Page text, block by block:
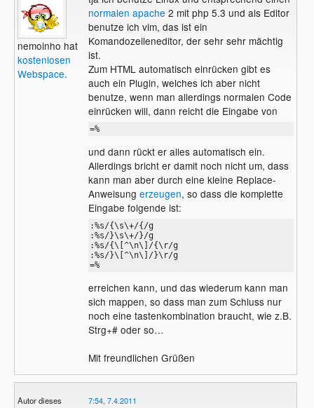
nemoinho hat
kostenlosen
Webspace.
normalen apache 2 mit php 5.3 und als Editor
benutze ich vim, das ist ein
Komandozeileneditor, der sehr sehr mächtig
ist.
Zum HTML automatisch einrücken gibt es
auch ein Plugin, welches ich aber nicht
benutze, wenn man allerdings normalen Code
einrücken will, dann reicht die Eingabe von
=%
und dann rückt er alles automatisch ein.
Allerdings bricht er damit noch nicht um, dass
kann man aber durch eine kleine Replace-
Anweisung erzeugen, so dass die komplette
Eingabe folgende ist:
:%s/{\s\+/{/g
:%s/}\s\+/}/g
:%s/{\[^\n\]/{\r/g
:%s/}\[^\n\]/}\r/g
=%
erreichen kann, und das wiederum kann man
sich mappen, so dass man zum Schluss nur
noch eine tastenkombination braucht, wie z.B.
Strg+# oder so…
Mit freundlichen Grüßen
Autor dieses
7:54, 7.4.2011